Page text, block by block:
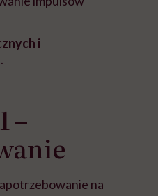
i
.
–
na